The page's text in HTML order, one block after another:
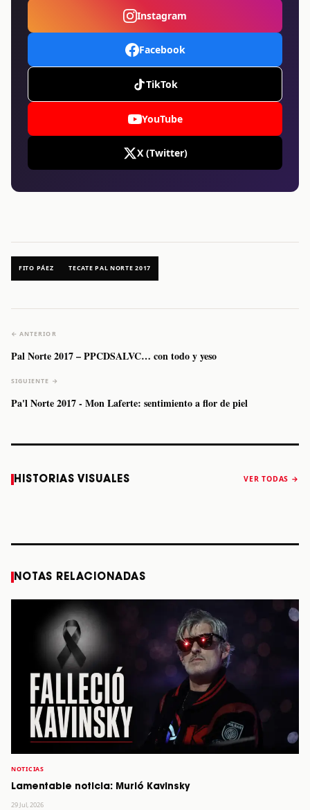
Instagram
Facebook
TikTok
YouTube
X (Twitter)
FITO PÁEZ TECATE PAL NORTE 2017
← ANTERIOR
Pal Norte 2017 – PPCDSALVC… con todo y yeso
SIGUIENTE →
Pa'l Norte 2017 - Mon Laferte: sentimiento a flor de piel
HISTORIAS VISUALES VER TODAS →
a Monterrey el
Staiti, guitarrista
anuncia “Reality
NOTAS RELACIONADAS
NOTICIAS
Lamentable noticia: Murió Kavinsky
29 Jul, 2026